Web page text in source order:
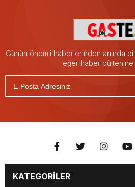
Günün önemli haberlerinden anında
eğer haber bültenine
KATEGORİLER